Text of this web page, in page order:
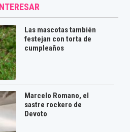
Las mascotas también
festejan con torta de
cumpleaños
Marcelo Romano, el
sastre rockero de
Devoto